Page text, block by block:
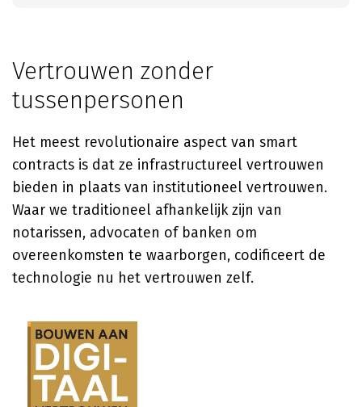
Vertrouwen zonder
tussenpersonen
Het meest revolutionaire aspect van smart
contracts is dat ze infrastructureel vertrouwen
bieden in plaats van institutioneel vertrouwen.
Waar we traditioneel afhankelijk zijn van
notarissen, advocaten of banken om
overeenkomsten te waarborgen, codificeert de
technologie nu het vertrouwen zelf.